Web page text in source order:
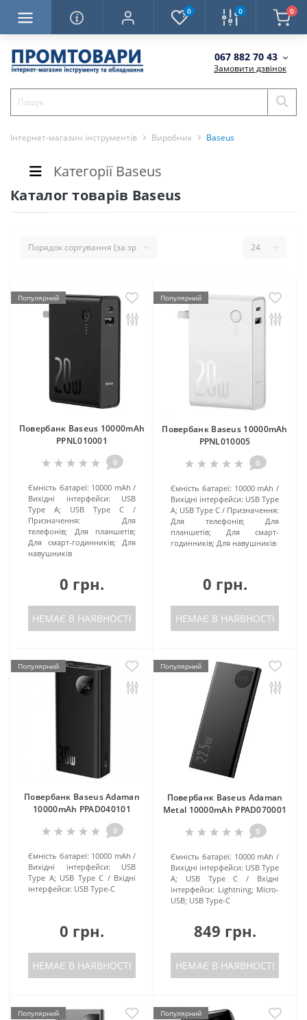
0 0 0
067 882 70 43
Замовити дзвінок
Інтернет-магазин інструментів Виробник Baseus
Категорії Baseus
Каталог товарів Baseus
Популярний
Повербанк Baseus 10000mAh
PPNL010001
0
Ємність батареї: 10000 mAh
Вихідні інтерфейси:
USB
Type A; USB Type C
Призначення:
Для
телефонів; Для планшетів;
Для смарт-годинників; Для
навушників
0 грн.
НЕМАЄ В НАЯВНОСТІ
Популярний
Повербанк Baseus 10000mAh
PPNL010005
0
Ємність батареї: 10000 mAh
Вихідні інтерфейси: USB Type
A; USB Type C
Призначення:
Для телефонів; Для
планшетів; Для смарт-
годинників; Для навушників
0 грн.
НЕМАЄ В НАЯВНОСТІ
Популярний
Повербанк Baseus Adaman
10000mAh PPAD040101
0
Ємність батареї: 10000 mAh
Вихідні інтерфейси:
USB
Type A; USB Type C
Вхідні
інтерфейси: USB Type-C
0 грн.
НЕМАЄ В НАЯВНОСТІ
Популярний
Повербанк Baseus Adaman
Metal 10000mAh PPAD070001
0
Ємність батареї: 10000 mAh
Вихідні інтерфейси: USB Type
A; USB Type C
Вхідні
інтерфейси: Lightning; Micro-
USB; USB Type-C
849 грн.
НЕМАЄ В НАЯВНОСТІ
Популярний Популярний